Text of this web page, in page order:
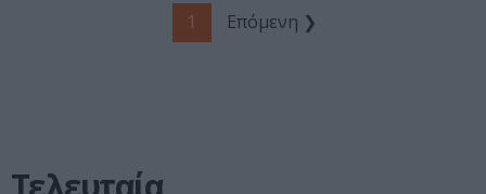
1 Επόμενη ❯